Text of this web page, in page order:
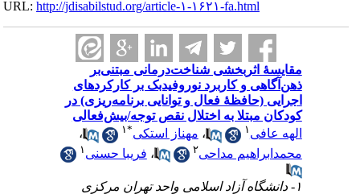
URL:http://jdisabilstud.org/article-۱-۱۶۲۱-fa.html
مقایسهٔ اثربخشی شناخت‌‌درمانی مبتنی‌بر
ذهن‌آگاهی و کاربرد نوروفیدبک بر کارکردهای
اجرایی (حافظهٔ فعال و توانایی برنامه‌ریزی) در
کودکان مبتلا به اختلال نقص توجه/بیش‌فعالی
الهه عافی
،مهناز استکی ۱
،
محمدابراهیم مداحی
،فریبا حسنی